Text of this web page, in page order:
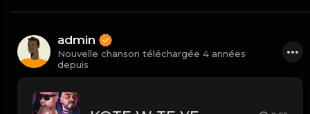
admin
Nouvelle chanson téléchargée 4 années
depuis